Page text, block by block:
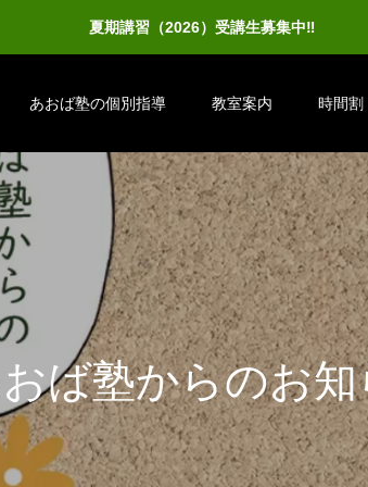
夏期講習（2026）受講生募集中‼
あおば塾の個別指導 教室案内 時間割
おば塾からのお知